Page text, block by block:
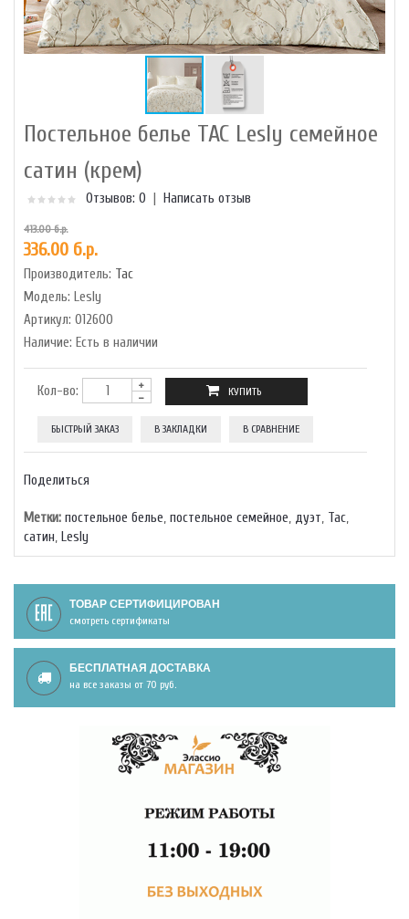
Постельное белье TAC Lesly семейное
сатин (крем)
Отзывов: 0 Написать отзыв
413.00 б.р.
336.00 б.р.
Производитель: Tac
Модель: Lesly
Артикул: 012600
Наличие: Есть в наличии
Кол-во:
БЫСТРЫЙ ЗАКАЗ В ЗАКЛАДКИ В СРАВНЕНИЕ
Поделиться
Метки: постельное белье, постельное семейное, дуэт, Тас,
сатин, Lesly
ТОВАР СЕРТИФИЦИРОВАН
смотреть сертификаты
БЕСПЛАТНАЯ ДОСТАВКА
на все заказы от 70 руб.